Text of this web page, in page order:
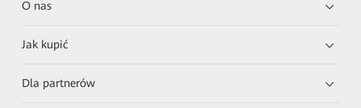
O nas
Jak kupić
Dla partnerów